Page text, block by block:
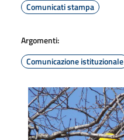
Comunicati stampa
Argomenti:
Comunicazione istituzionale